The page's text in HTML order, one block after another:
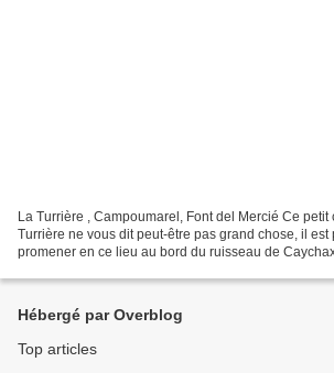
La Turrière , Campoumarel, Font del Mercié Ce
Turrière ne vous dit peut-être pas grand chose, il
promener en ce lieu au bord du ruisseau de
Hébergé par Overblog
Top articles